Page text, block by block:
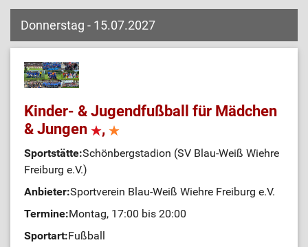
Donnerstag - 15.07.2027
Kinder- & Jugendfußball für Mädchen
& Jungen
,
Sportstätte:Schönbergstadion (SV Blau-Weiß Wiehre
Freiburg e.V.)
Anbieter:Sportverein Blau-Weiß Wiehre Freiburg e.V.
Termine:Montag, 17:00 bis 20:00
Sportart:Fußball